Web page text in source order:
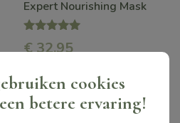
Expert Nourishing Mask
Waardering
5.00
€32,95
Toevoegen
kan
gekozen
op
de
cookies
betere ervaring!